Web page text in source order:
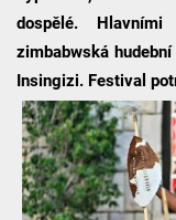
dospělé.
zimbabwská
Insingizi. Festival